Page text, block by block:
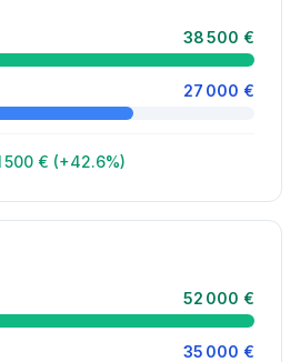
38 500 €
27 000 €
500 € (+42.6%)
52 000 €
35 000 €